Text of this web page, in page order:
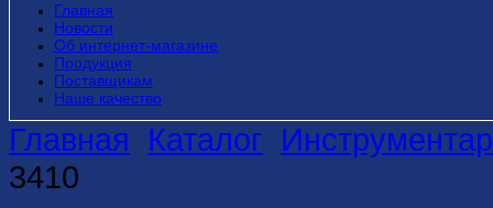
Главная
Новости
Об интернет-магазине
Продукция
Поставщикам
Наше качество
Главная Каталог
3410